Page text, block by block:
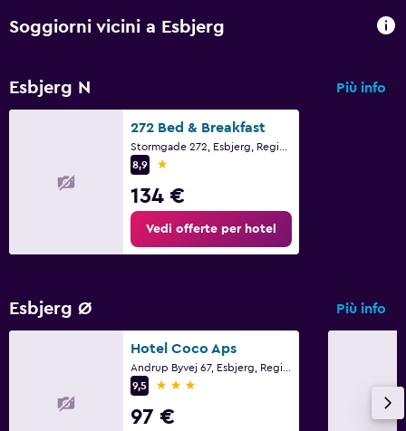
Soggiorni vicini a Esbjerg
Esbjerg N Più info
272 Bed & Breakfast
8,9
1 stella
134 €
Vedi offerte per hotel
Esbjerg Ø Più info
Hotel Coco Aps
9,5
3 stelle
97 €